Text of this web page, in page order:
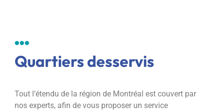
Quartiers desservis
Tout l’étendu de la région de Montréal est couvert par
nos experts, afin de vous proposer un service